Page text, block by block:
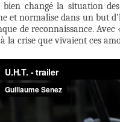
bien changé la situation
et normalise dans un but
de reconnaissance.
la crise que vivaient ces